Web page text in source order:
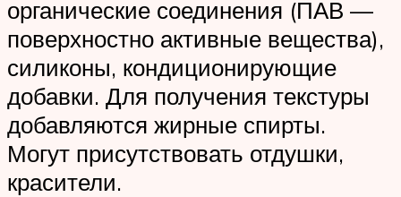
органические соединения (ПАВ —
поверхностно активные вещества),
силиконы, кондиционирующие
добавки. Для получения текстуры
добавляются жирные спирты.
Могут присутствовать отдушки,
красители.